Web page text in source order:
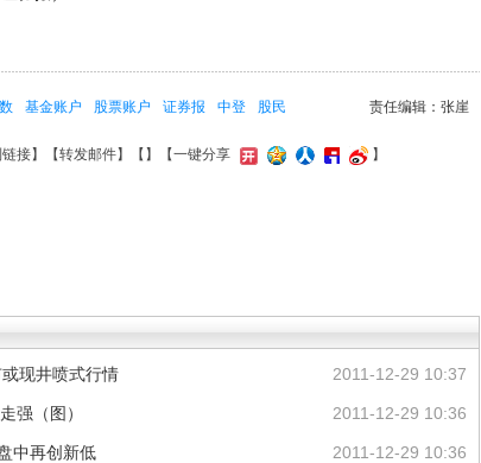
责任编辑：张崖
基金账户 股票账户 证券报 中登 股民
接】【转发邮件】【 】 【一键分享 】
2011-12-29 10:37
现井喷式行情
2011-12-29 10:36
强（图）
2011-12-29 10:36
中再创新低